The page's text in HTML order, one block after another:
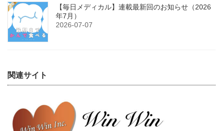
【毎日メディカル】連載最新回のお知らせ（2026
年7月）
2026-07-07
関連サイト